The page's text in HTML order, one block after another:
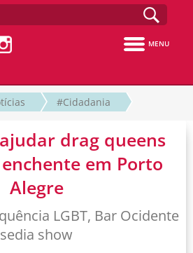
MENU
#Cidadania
drag queens
em Porto
Alegre
LGBT, Bar Ocidente
sedia show